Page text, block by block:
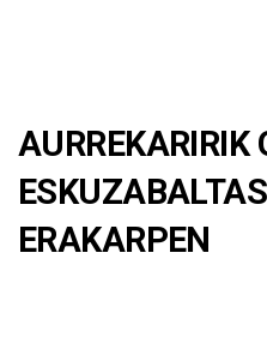
AURREKARIRIK
ERAKARPEN